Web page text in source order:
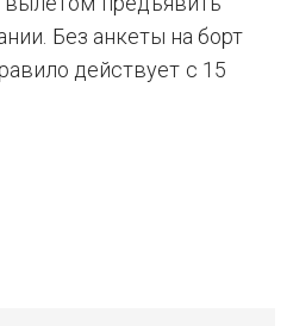
Без анкеты на борт
действует с 15